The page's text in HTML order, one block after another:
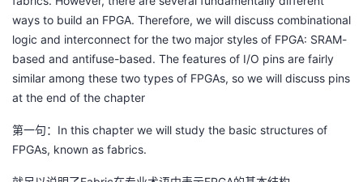
的
课
我
的
证
我
实
的
术
持
云
建
ways to build an FPGA. Therefore, we will discuss combinational
logic and interconnect for the two major styles of FPGA: SRAM-
based and antifuse-based. The features of I/O pins are fairly
similar among these two types of FPGAs, so we will discuss pins
at the end of the chapter
第一句：In this chapter we will study the basic structures of
FPGAs, known as fabrics.